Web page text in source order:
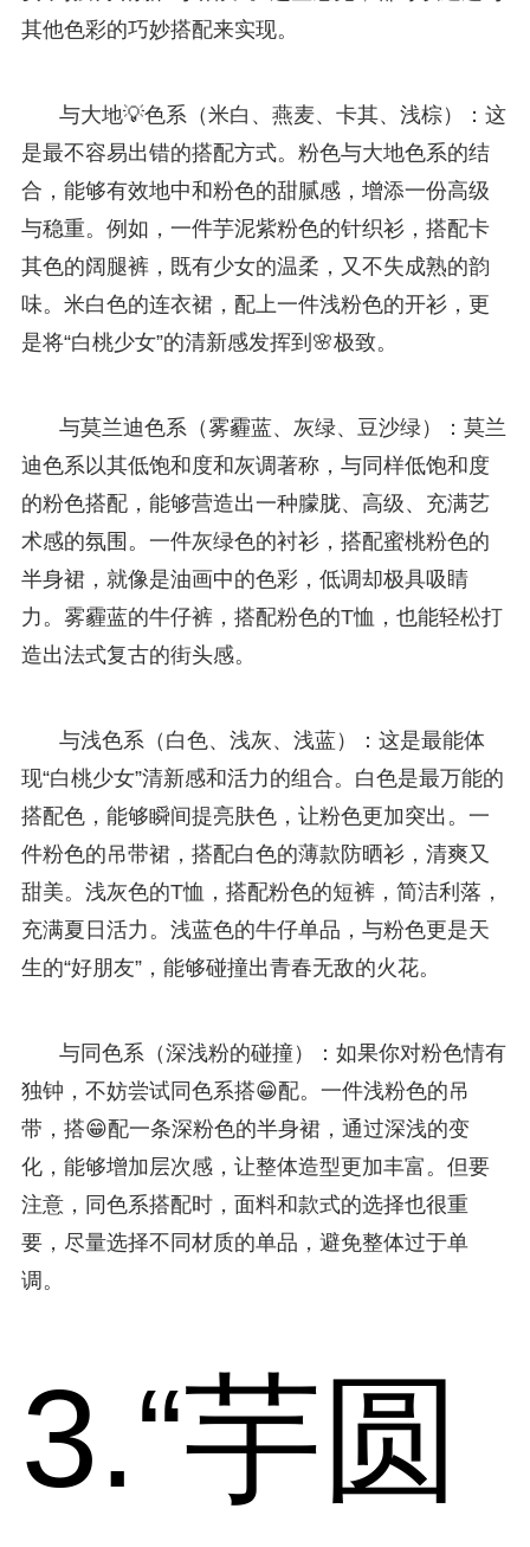
其他色彩的巧妙搭配来实现。
与大地💡色系（米白、燕麦、卡其、浅棕）：这
是最不容易出错的搭配方式。粉色与大地色系的结
合，能够有效地中和粉色的甜腻感，增添一份高级
与稳重。例如，一件芋泥紫粉色的针织衫，搭配卡
其色的阔腿裤，既有少女的温柔，又不失成熟的韵
味。米白色的连衣裙，配上一件浅粉色的开衫，更
是将“白桃少女”的清新感发挥到🌸极致。
与莫兰迪色系（雾霾蓝、灰绿、豆沙绿）：莫兰
迪色系以其低饱和度和灰调著称，与同样低饱和度
的粉色搭配，能够营造出一种朦胧、高级、充满艺
术感的氛围。一件灰绿色的衬衫，搭配蜜桃粉色的
半身裙，就像是油画中的色彩，低调却极具吸睛
力。雾霾蓝的牛仔裤，搭配粉色的T恤，也能轻松打
造出法式复古的街头感。
与浅色系（白色、浅灰、浅蓝）：这是最能体
现“白桃少女”清新感和活力的组合。白色是最万能的
搭配色，能够瞬间提亮肤色，让粉色更加突出。一
件粉色的吊带裙，搭配白色的薄款防晒衫，清爽又
甜美。浅灰色的T恤，搭配粉色的短裤，简洁利落，
充满夏日活力。浅蓝色的牛仔单品，与粉色更是天
生的“好朋友”，能够碰撞出青春无敌的火花。
与同色系（深浅粉的碰撞）：如果你对粉色情有
独钟，不妨尝试同色系搭😁配。一件浅粉色的吊
带，搭😁配一条深粉色的半身裙，通过深浅的变
化，能够增加层次感，让整体造型更加丰富。但要
注意，同色系搭配时，面料和款式的选择也很重
要，尽量选择不同材质的单品，避免整体过于单
调。
3.“芋圆